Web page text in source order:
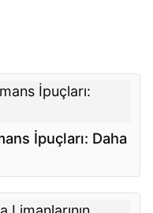
İpuçları: Daha